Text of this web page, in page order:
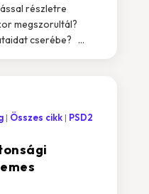
részletre
megszorultál?
cserébe? ...
Összes cikk
PSD2